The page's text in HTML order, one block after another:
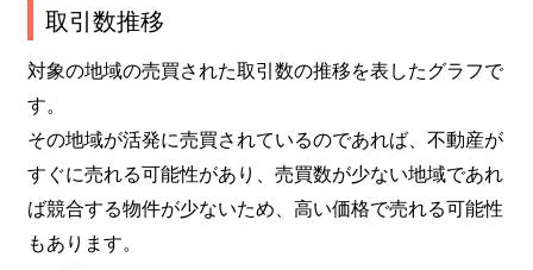
取引数推移
対象の地域の売買された取引数の推移を表したグラフで
す。
その地域が活発に売買されているのであれば、不動産が
すぐに売れる可能性があり、売買数が少ない地域であれ
ば競合する物件が少ないため、高い価格で売れる可能性
もあります。